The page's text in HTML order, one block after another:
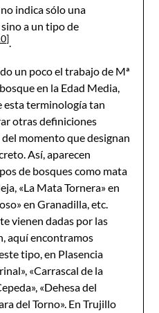
indica sólo una
a un tipo de
.
un poco el trabajo de Mª
en la Edad Media,
esta terminología tan
otras definiciones
momento que designan
Así, aparecen
de bosques como mata
«La Mata Tornera» en
en Granadilla, etc.
vienen dadas por las
aquí encontramos
tipo, en Plasencia
«Carrascal de la
«Dehesa del
del Torno». En Trujillo